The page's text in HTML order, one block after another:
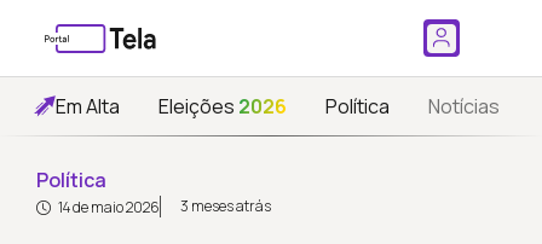
Em Alta Eleições 2026 Política Notícias
Política
14 de maio 2026 3 meses atrás